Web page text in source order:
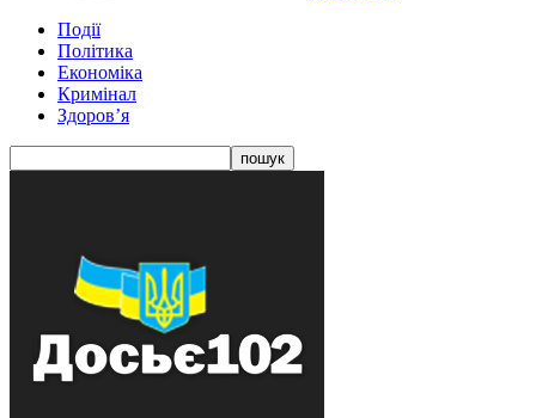
Події
Політика
Економіка
Кримінал
Здоров’я